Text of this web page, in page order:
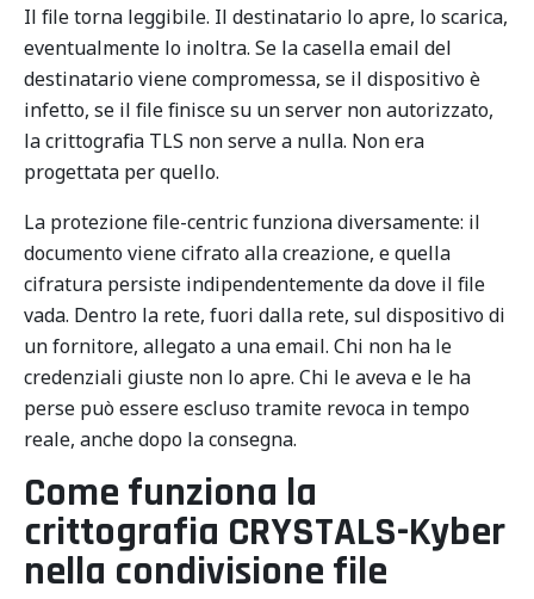
Il file torna leggibile. Il destinatario lo apre, lo scarica,
eventualmente lo inoltra. Se la casella email del
destinatario viene compromessa, se il dispositivo è
infetto, se il file finisce su un server non autorizzato,
la crittografia TLS non serve a nulla. Non era
progettata per quello.
La protezione file-centric funziona diversamente: il
documento viene cifrato alla creazione, e quella
cifratura persiste indipendentemente da dove il file
vada. Dentro la rete, fuori dalla rete, sul dispositivo di
un fornitore, allegato a una email. Chi non ha le
credenziali giuste non lo apre. Chi le aveva e le ha
perse può essere escluso tramite revoca in tempo
reale, anche dopo la consegna.
Come funziona la
crittografia CRYSTALS-Kyber
nella condivisione file